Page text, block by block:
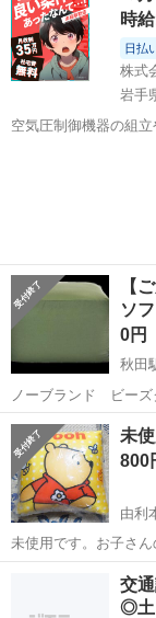
ワインボトル
時
日払
株式
岩手
空気圧制御機器の組
【
ソ
0円
秋田
ノーブランド ビーズ
グリーン）です おひ
可能 多少の汚れなど
希望の方にお...
秋田 秋田市
未
800
由利
未使用です。お子さんの枕
いいたします
由利本荘市
交
◎土